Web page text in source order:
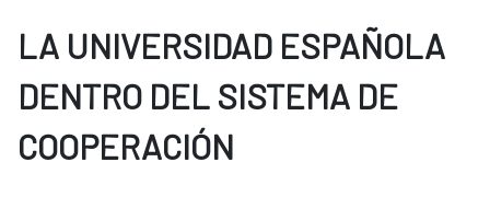
LA UNIVERSIDAD ESPAÑOLA
DENTRO DEL SISTEMA DE
COOPERACIÓN